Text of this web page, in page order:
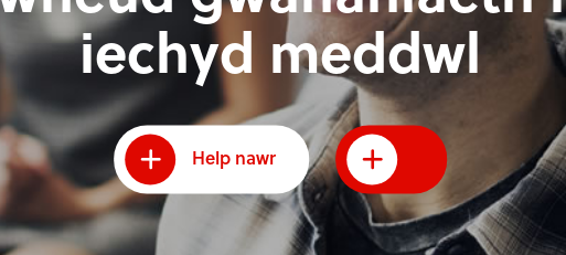
iechyd meddwl
Help nawr